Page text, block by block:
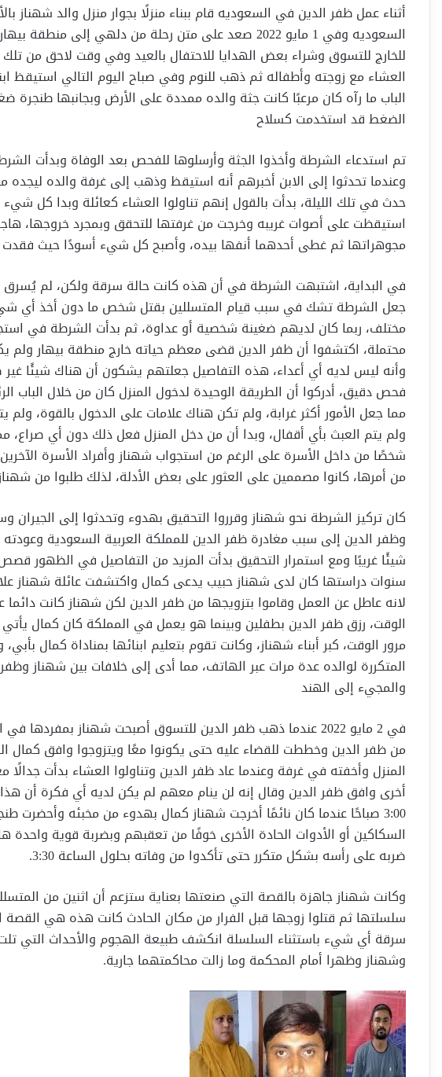
أثناء عمل ظفر الدين في السعوديه قام ببناء منزلًا بجوار منزل والد شهناز
السعوديه وفي 1 مايو 2022 صعد على متن رحلة من دلهي إلى
للخارج للتسوق وشراء بعض الهدايا للاحتفال بالعيد وفي وقت لاحق من تلك
العشاء مع زوجته وأطفاله ثم ذهب للنوم وفي صباح اليوم التالي استيقظ
الباب ما رآه كان مرعبًا كانت جثة والده ممددة على الأرض وبجانبها طنجرة
الضغط قد استخدمت كسلاح‏
تم استدعاء الشرطة وأخذوا الجثة وأرسلوها للفحص بعد الوفاة وبدأت
وعندما تحدثوا إلى الابن أخبرهم أنه استيقظ وذهب إلى غرفة والده
استيقظت على أصوات غريبه وخرجت من غرفتها للتحقق وبمجرد خروجها،
مجوهراتها ثم غطى أحدهما أنفها بيده، وأصبح كل شيء أسودًا حيث فقدت
في البداية، اشتبهت الشرطة في أن هذه كانت حالة سرقة ولكن، لم
جعل الشرطة تشك في سبب قيام المتسللين بقتل شخص ما دون أخذ أي
مختلف، ربما كان لديهم ضغينة شخصية أو عداوة، ثم بدأت الشرطة في
محتملة، اكتشفوا أن ظفر الدين قضى معظم حياته خارج منطقة بيهار ولم
وأنه ليس لديه أي أعداء، هذه التفاصيل جعلتهم يشكون أن هناك شيئًا
فحص دقيق، أدركوا أن الطريقة الوحيدة لدخول المنزل كان من خلال الباب
مما جعل الأمور أكثر غرابة، ولم تكن هناك علامات على الدخول بالقوة،
ولم يتم العبث بأي أقفال، وبدا أن من دخل المنزل فعل ذلك دون أي
شخصًا من داخل الأسرة على الرغم من استجواب شهناز وأفراد الأسرة الآخرين
من أمرها، كانوا مصممين على العثور على بعض الأدلة، لذلك طلبوا من
كان تركيز الشرطة نحو شهناز وقرروا التحقيق بهدوء وتحدثوا إلى
وظفر الدين إلى سبب مغادرة ظفر الدين للمملكة العربية السعودية
شيئًا غريبًا ومع استمرار التحقيق بدأت المزيد من التفاصيل في الظهور
سنوات دراستها كان لدى شهناز حبيب يدعى كمال واكتشفت عائلة شهناز
لانه عاطل عن العمل وقاموا بتزويجها من ظفر الدين لكن شهناز كانت
الوقت، رزق ظفر الدين بطفلين وبينما هو يعمل في المملكة كان كمال
مرور الوقت، كبر أبناء شهناز، وكانت تقوم بتعليم ابنائها بمناداة كمال
المتكررة لوالده عدة مرات عبر الهاتف، مما أدى إلى خلافات بين شهناز
والمجيء إلى الهند‏
في 2 مايو 2022 عندما ذهب ظفر الدين للتسوق أصبحت شهناز
من ظفر الدين وخططت للقضاء عليه حتى يكونوا معًا ويتزوجوا وافق كمال
المنزل وأخفته في غرفة وعندما عاد ظفر الدين وتناولوا العشاء بدأت جدالًا
أخرى وافق ظفر الدين وقال إنه لن ينام معهم لم يكن لديه أي فكرة أن
3:00 صباحًا عندما كان نائمًا أخرجت شهناز كمال بهدوء من مخبئه
السكاكين أو الأدوات الحادة الأخرى خوفًا من تعقبهم وبضربة قوية
ضربه على رأسه بشكل متكرر حتى تأكدوا من وفاته بحلول الساعة 3:30.
وكانت شهناز جاهزة بالقصة التي صنعتها بعناية ستزعم أن اثنين من
سلسلتها ثم قتلوا زوجها قبل الفرار من مكان الحادث كانت هذه هي
وشهناز وظهرا أمام المحكمة وما زالت محاكمتهما جارية.